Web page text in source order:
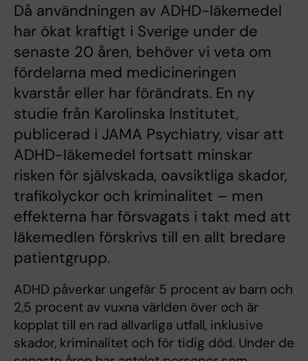
Då användningen av ADHD-läkemedel
har ökat kraftigt i Sverige under de
senaste 20 åren, behöver vi veta om
fördelarna med medicineringen
kvarstår eller har förändrats. En ny
studie från Karolinska Institutet,
publicerad i JAMA Psychiatry, visar att
ADHD-läkemedel fortsatt minskar
risken för självskada, oavsiktliga skador,
trafikolyckor och kriminalitet – men
effekterna har försvagats i takt med att
läkemedlen förskrivs till en allt bredare
patientgrupp.
ADHD påverkar ungefär 5 procent av barn och
2,5 procent av vuxna världen över och är
kopplat till en rad allvarliga utfall, inklusive
skador, kriminalitet och för tidig död. Under de